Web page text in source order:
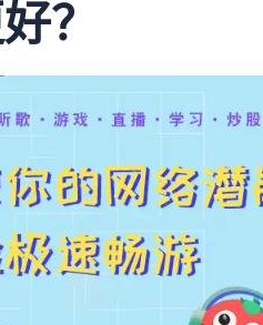
？